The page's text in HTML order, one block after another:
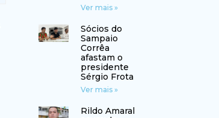
Ver mais »
Sócios do
Sampaio
Corrêa
afastam o
presidente
Sérgio Frota
Ver mais »
Rildo Amaral